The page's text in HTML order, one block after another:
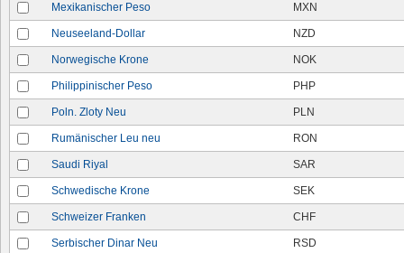
Mexikanischer Peso MXN
Neuseeland-Dollar NZD
Norwegische Krone NOK
Philippinischer Peso PHP
Poln. Zloty Neu PLN
Rumänischer Leu neu RON
Saudi Riyal SAR
Schwedische Krone SEK
Schweizer Franken CHF
Serbischer Dinar Neu RSD